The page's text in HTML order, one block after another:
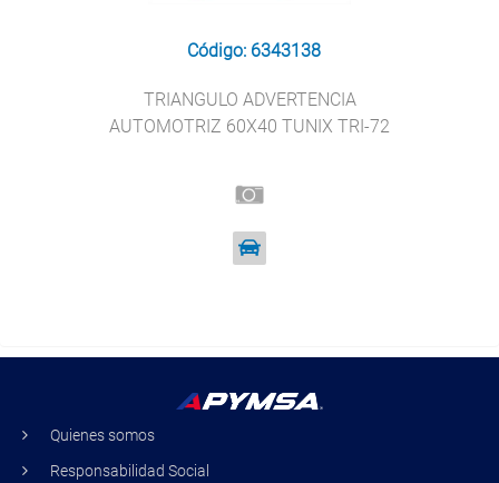
Código: 6343138
TRIANGULO ADVERTENCIA
AUTOMOTRIZ 60X40 TUNIX TRI-72
Quienes somos
Responsabilidad Social